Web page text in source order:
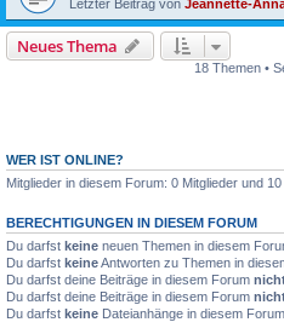
Letzter Beitrag von Jeannette-
Neues Thema
18 Themen •
WER IST ONLINE?
Mitglieder in diesem Forum: 0 Mitglieder und
BERECHTIGUNGEN IN DIESEM FORUM
Du darfst keine neuen Themen in diesem
Du darfst keineAntworten zu Themen in
Du darfst deine Beiträge in diesem Forum
Du darfst deine Beiträge in diesem Forum
Du darfst keine Dateianhänge in diesem